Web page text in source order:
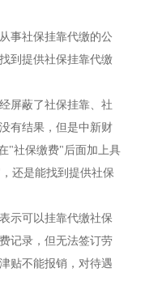
事社保挂靠代缴的公
到提供社保挂靠代缴
屏蔽了社保挂靠、社
有结果，但是中新财
"社保缴费"后面加上具
还是能找到提供社保
示可以挂靠代缴社保
记录，但无法签订劳
贴不能报销，对待遇